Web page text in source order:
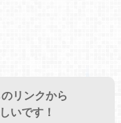
リンクから
いです！